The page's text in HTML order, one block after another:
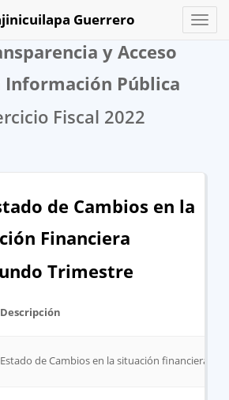
Toggle
Guerrero
y Acceso
Información Pública
Fiscal 2022
de Cambios en la
Financiera
Trimestre
Descripción
Estado de Cambios en la situación financiera